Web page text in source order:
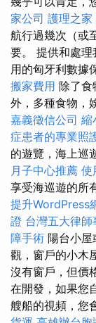
家公司 護理之家
航行過幾次（或
要。 提供和處
用的匈牙利數據
搬家費用 除了食
外，多種食物，
嘉義徵信公司 縮
症患者的專業照
的遊覽，海上巡
月子中心推薦 使
享受海巡遊的所
提升WordPress
證 台灣五大律師
障手術 陽台小屋
觀，窗戶的小木
沒有窗戶，但價
在開發，如果您
艘船的視頻，您